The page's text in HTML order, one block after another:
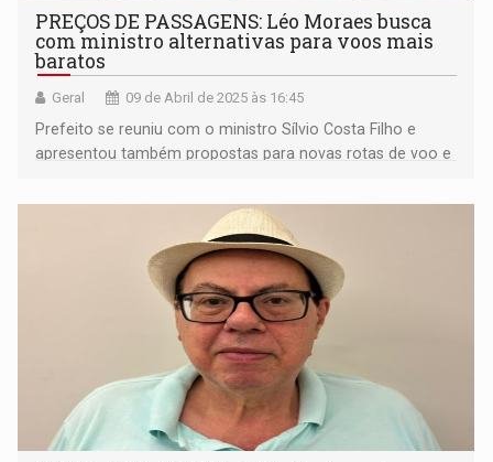
PREÇOS DE PASSAGENS: Léo Moraes busca
com ministro alternativas para voos mais
baratos
Geral 09 de Abril de 2025 às 16:45
Prefeito se reuniu com o ministro Sílvio Costa Filho e
apresentou também propostas para novas rotas de voo e